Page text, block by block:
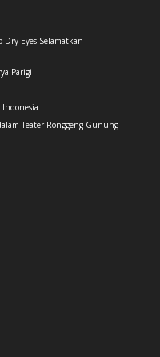
Eyes Selamatkan
Parigi
Teater Ronggeng Gunung